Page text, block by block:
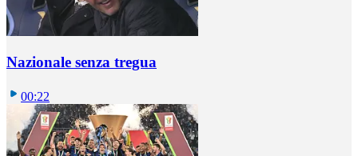
Nazionale senza tregua
00:22